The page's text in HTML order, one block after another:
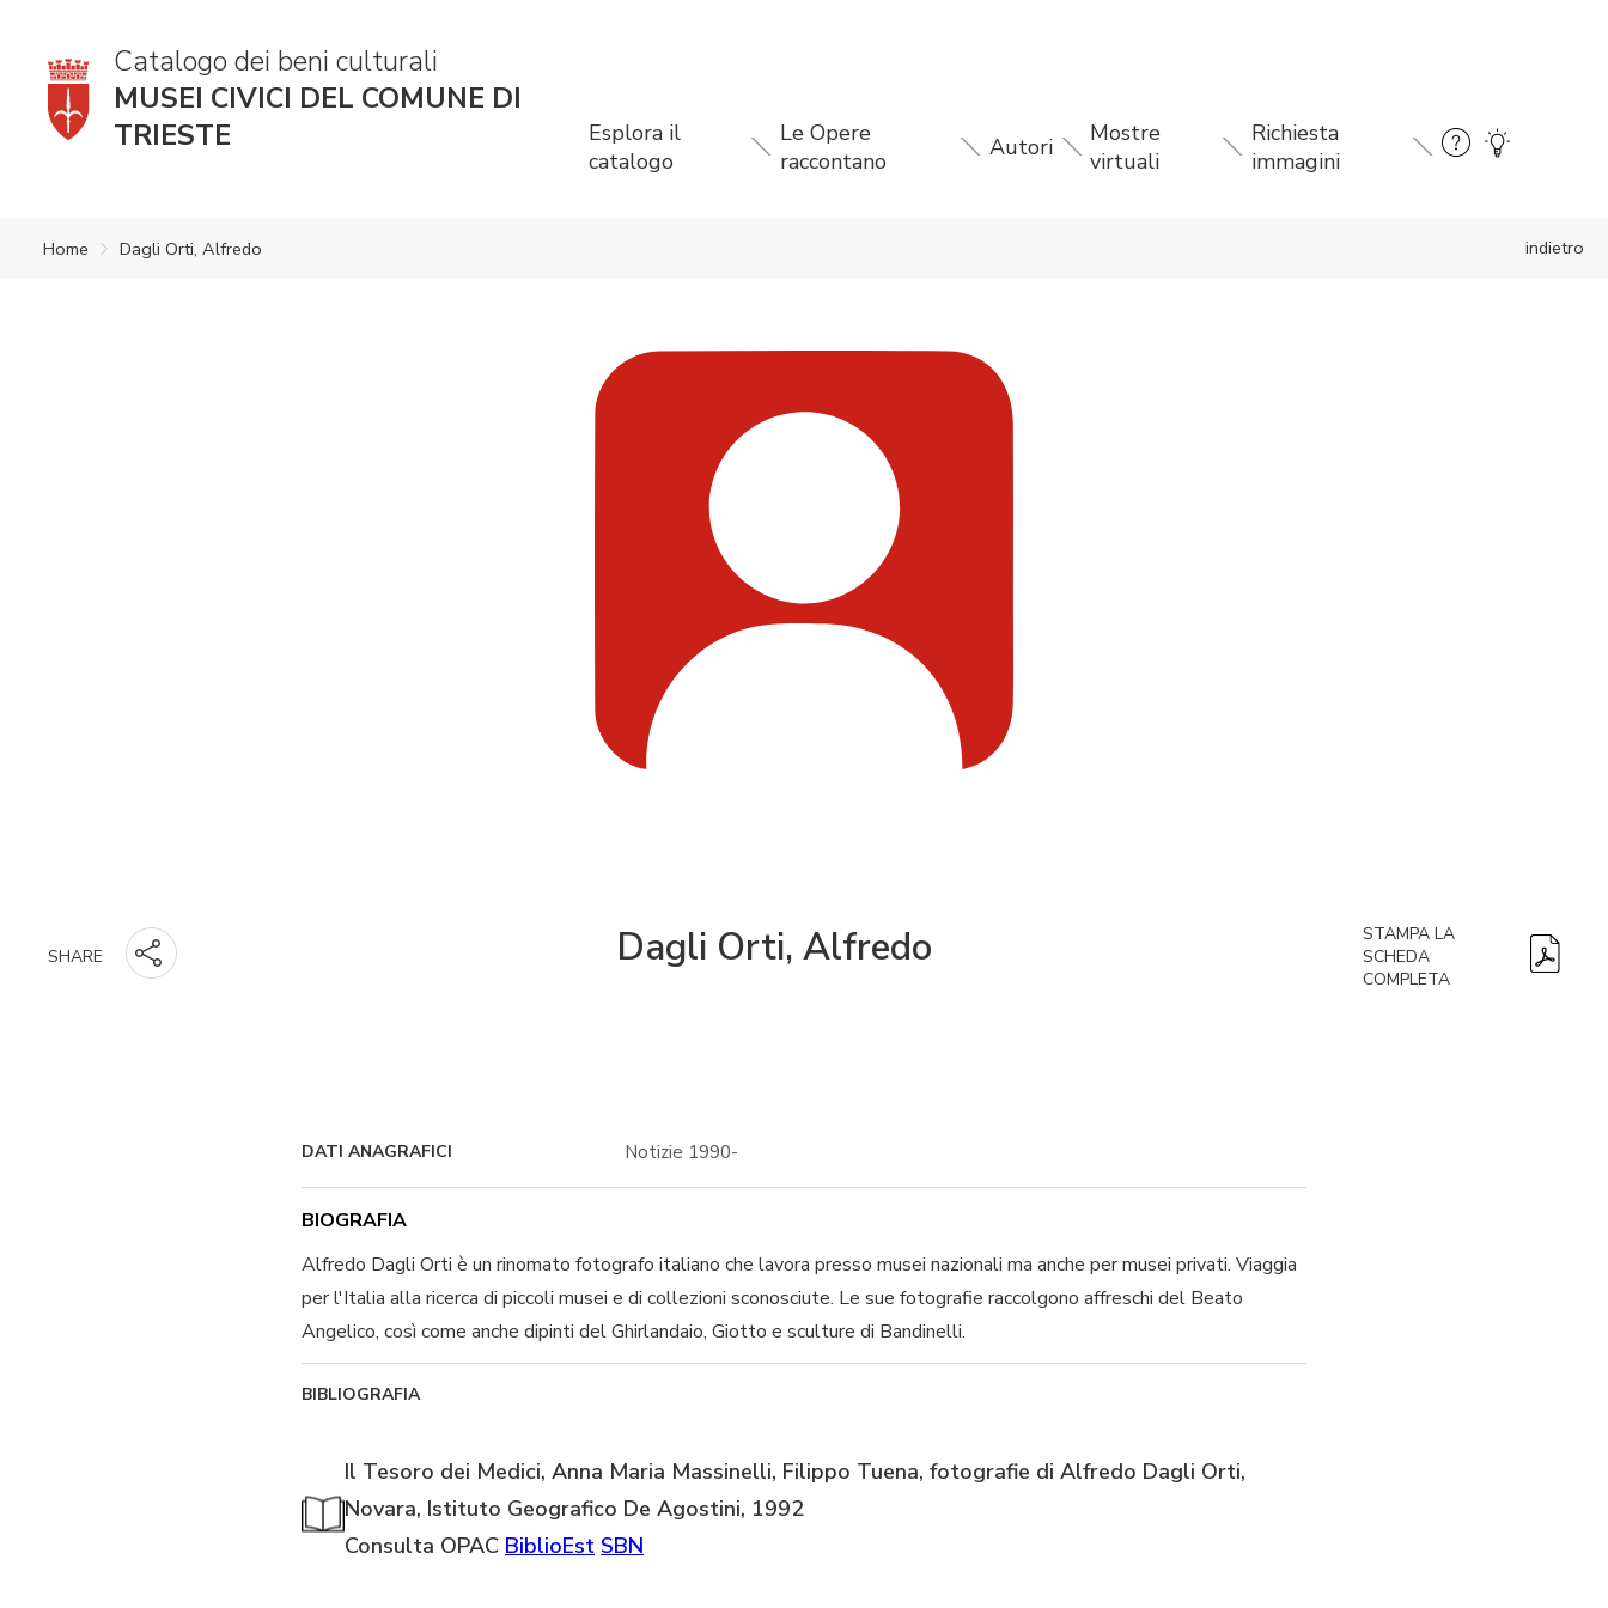
Catalogo dei beni culturali
MUSEI CIVICI DEL COMUNE DI
TRIESTE
Esplora il
catalogo
Le Opere
raccontano
Autori
Mostre
virtuali
Richiesta
immagini
indietro
Home Dagli Orti, Alfredo
SHARE Dagli Orti, Alfredo
STAMPA LA
SCHEDA
COMPLETA
DATI ANAGRAFICI Notizie 1990-
BIOGRAFIA
Alfredo Dagli Orti è un rinomato fotografo italiano che lavora presso musei nazionali ma anche per musei privati. Viaggia
per l'Italia alla ricerca di piccoli musei e di collezioni sconosciute. Le sue fotografie raccolgono affreschi del Beato
Angelico, così come anche dipinti del Ghirlandaio, Giotto e sculture di Bandinelli.
BIBLIOGRAFIA
Il Tesoro dei Medici, Anna Maria Massinelli, Filippo Tuena, fotografie di Alfredo Dagli Orti,
Novara, Istituto Geografico De Agostini, 1992
Consulta OPAC BiblioEst SBN